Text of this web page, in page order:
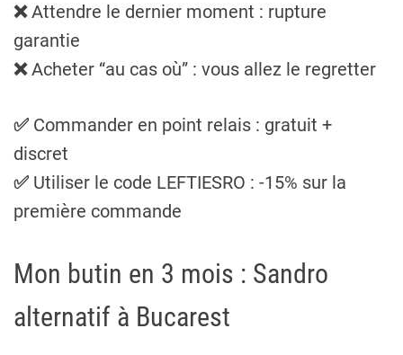
❌Attendre le dernier moment : rupture
garantie
❌Acheter “au cas où” : vous allez le regretter
✅ Commander en point relais : gratuit +
discret
✅ Utiliser le code LEFTIESRO : -15% sur la
première commande
Mon butin en 3 mois : Sandro
alternatif à Bucarest